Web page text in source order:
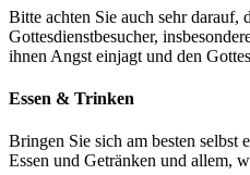
Bitte achten Sie auch sehr darauf,
Gottesdienstbesucher,
ihnen Angst einjagt und den
Essen & Trinken
Bringen Sie sich am besten
Essen und Getränken und allem,